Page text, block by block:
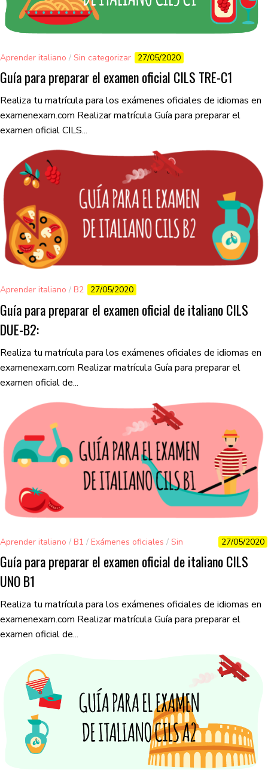
Aprender italiano / Sin categorizar 27/05/2020
Guía para preparar el examen oficial CILS TRE-C1
Realiza tu matrícula para los exámenes oficiales de idiomas en
examenexam.com Realizar matrícula Guía para preparar el
examen oficial CILS...
Aprender italiano / B2 27/05/2020
Guía para preparar el examen oficial de italiano CILS
DUE-B2:
Realiza tu matrícula para los exámenes oficiales de idiomas en
examenexam.com Realizar matrícula Guía para preparar el
examen oficial de...
Aprender italiano / B1 / Exámenes oficiales / Sin
categorizar
27/05/2020
Guía para preparar el examen oficial de italiano CILS
UNO B1
Realiza tu matrícula para los exámenes oficiales de idiomas en
examenexam.com Realizar matrícula Guía para preparar el
examen oficial de...